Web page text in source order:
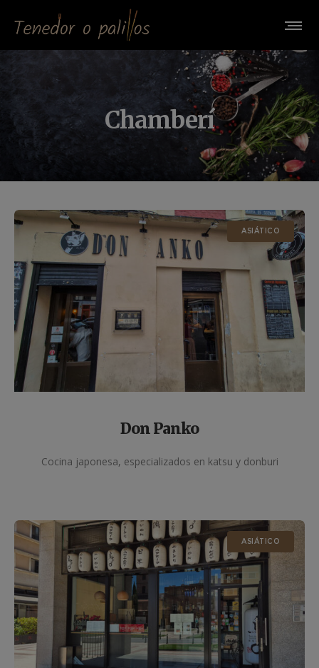
Chamberí
ASIÁTICO
Don Panko
Cocina japonesa, especializados en katsu y donburi
ASIÁTICO